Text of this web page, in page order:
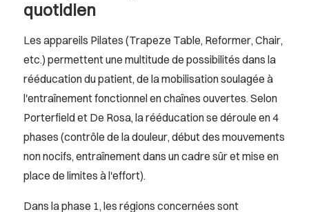
quotidien
Les appareils Pilates (Trapeze Table, Reformer, Chair,
etc.) permettent une multitude de possibilités dans la
rééducation du patient, de la mobilisation soulagée à
l'entraînement fonctionnel en chaînes ouvertes. Selon
Porterfield et De Rosa, la rééducation se déroule en 4
phases (contrôle de la douleur, début des mouvements
non nocifs, entraînement dans un cadre sûr et mise en
place de limites à l'effort).
Dans la phase 1, les régions concernées sont